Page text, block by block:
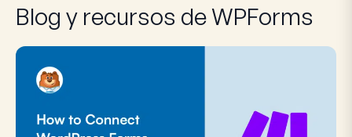
Blog y recursos de WPForms